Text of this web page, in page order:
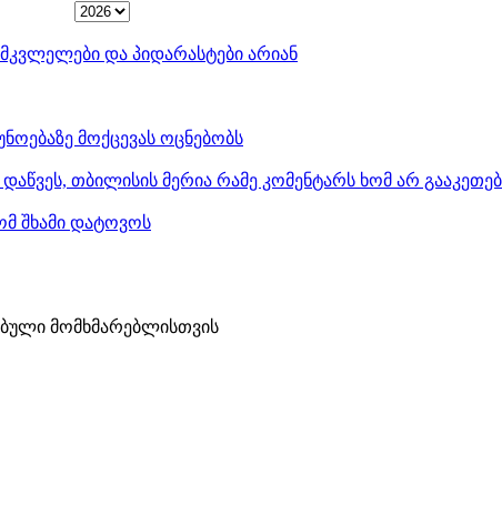
და პიდარასტები არიან
მოქცევას ოცნებობს
თბილისის მერია რამე კომენტარს ხომ არ
შხამი დატოვოს
მომხმარებლისთვის